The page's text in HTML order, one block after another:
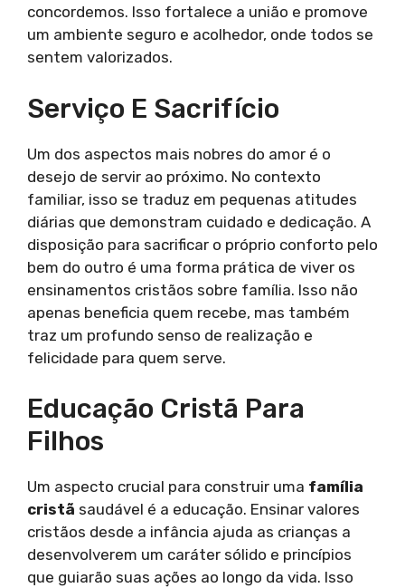
concordemos. Isso fortalece a união e promove
um ambiente seguro e acolhedor, onde todos se
sentem valorizados.
Serviço E Sacrifício
Um dos aspectos mais nobres do amor é o
desejo de servir ao próximo. No contexto
familiar, isso se traduz em pequenas atitudes
diárias que demonstram cuidado e dedicação. A
disposição para sacrificar o próprio conforto pelo
bem do outro é uma forma prática de viver os
ensinamentos cristãos sobre família. Isso não
apenas beneficia quem recebe, mas também
traz um profundo senso de realização e
felicidade para quem serve.
Educação Cristã Para
Filhos
Um aspecto crucial para construir uma família
cristã saudável é a educação. Ensinar valores
cristãos desde a infância ajuda as crianças a
desenvolverem um caráter sólido e princípios
que guiarão suas ações ao longo da vida. Isso